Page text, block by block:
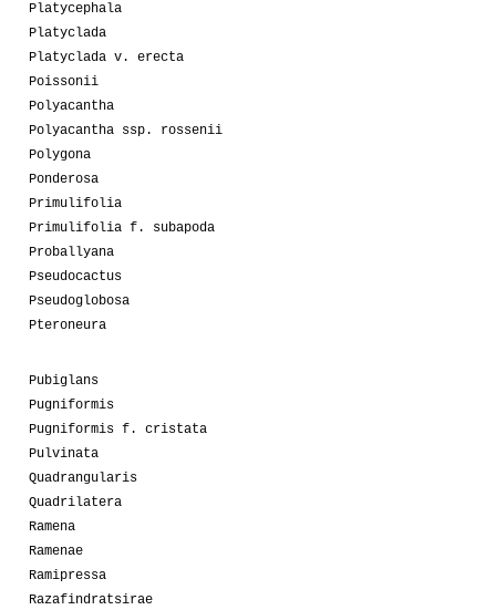
Platycephala
Platyclada
Platyclada v. erecta
Poissonii
Polyacantha
Polyacantha ssp. rossenii
Polygona
Ponderosa
Primulifolia
Primulifolia f. subapoda
Proballyana
Pseudocactus
Pseudoglobosa
Pteroneura
Pubiglans
Pugniformis
Pugniformis f. cristata
Pulvinata
Quadrangularis
Quadrilatera
Ramena
Ramenae
Ramipressa
Razafindratsirae